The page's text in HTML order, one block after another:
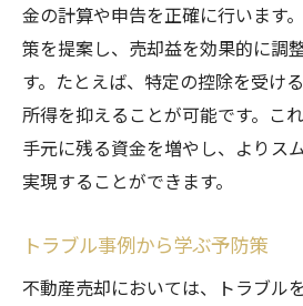
金の計算や申告を正確に行います
策を提案し、売却益を効果的に調
す。たとえば、特定の控除を受け
所得を抑えることが可能です。こ
手元に残る資金を増やし、よりス
実現することができます。
トラブル事例から学ぶ予防策
不動産売却においては、トラブル